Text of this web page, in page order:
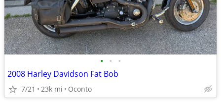
• • •
2008 Harley Davidson Fat Bob
7/21 23k mi Oconto